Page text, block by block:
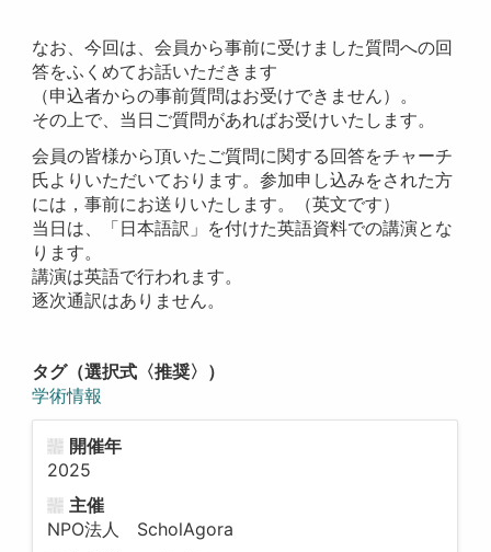
なお、今回は、会員から事前に受けました質問への回
答をふくめてお話いただきます
（申込者からの事前質問はお受けできません）。
その上で、当日ご質問があればお受けいたします。
会員の皆様から頂いたご質問に関する回答をチャーチ
氏よりいただいております。参加申し込みをされた方
には，事前にお送りいたします。（英文です）
当日は、「日本語訳」を付けた英語資料での講演とな
ります。
講演は英語で行われます。
逐次通訳はありません。
タグ（選択式〈推奨〉）
学術情報
開催年
2025
主催
NPO法人 ScholAgora